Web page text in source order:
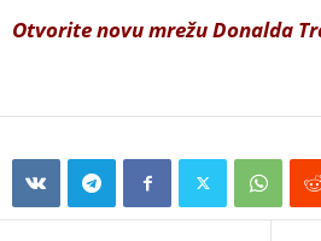
Otvorite novu mrežu Donalda